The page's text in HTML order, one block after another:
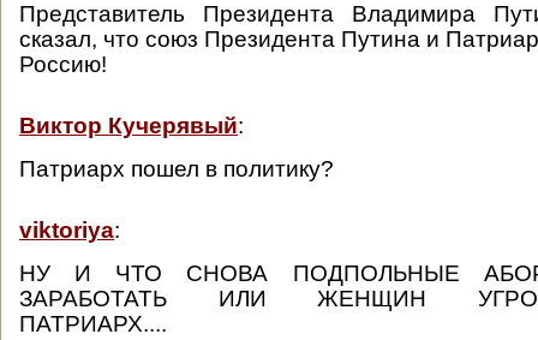
Представитель Президента Владимира
сказал, что союз Президента Путина и
Россию!
Виктор Кучерявый:
Патриарх пошел в политику?
viktoriya:
НУ И ЧТО СНОВА ПОДПОЛЬНЫЕ
ЗАРАБОТАТЬ ИЛИ ЖЕНЩИН
ПАТРИАРХ....